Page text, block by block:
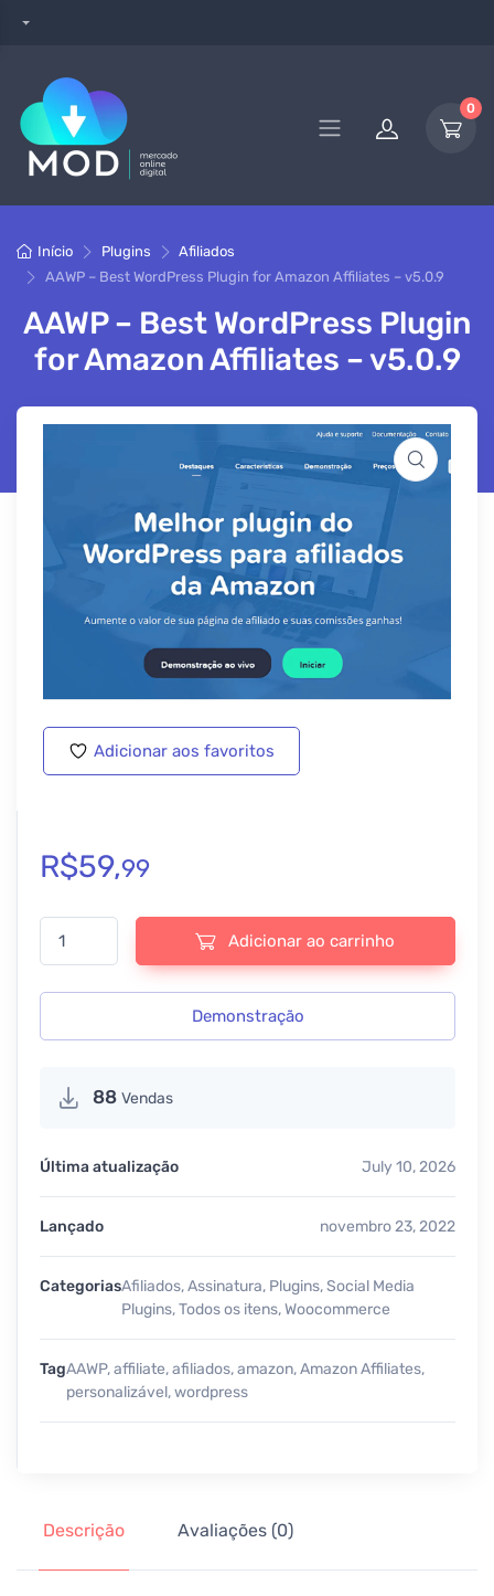
0
Início Plugins
Afiliados
AAWP – Best WordPress Plugin for Amazon Affiliates – v5.0.9
AAWP – Best WordPress Plugin
for Amazon Affiliates – v5.0.9
Adicionar aos favoritos
R$59,99
AAWP – Best WordPress Plugin for Amazon Affiliates - v5.0.9
Adicionar ao carrinho
Demonstração
88 Vendas
Última atualização July 10, 2026
Lançado novembro 23, 2022
CategoriasAfiliados,Assinatura, Plugins,Social Media
Plugins,Todos os itens,Woocommerce
TagAAWP,affiliate,afiliados,amazon,Amazon Affiliates,
personalizável,wordpress
Descrição Avaliações (0)